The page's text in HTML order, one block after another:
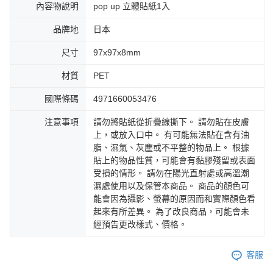
內容物說明 pop up 立體貼紙1入
品牌地 日本
尺寸 97x97x8mm
材質 PET
國際條碼 4971660053476
注意事項
請勿將貼紙從折疊線撕下。 請勿貼在皮膚
上，或放入口中。 有可能無法貼在含有油
脂、濕氣、灰塵或不平整的物品上。 根據
貼上的物品性質，可能會有黏膠殘留或表面
受損的情形。 請勿在陽光直射處或高溫潮
濕處使用以及保管本商品。 商品的顏色可
能會因為攝影、螢幕的原因而和實際顏色看
起來有所差異。 為了改良商品，可能會未
經預告更改樣式、價格。
客服